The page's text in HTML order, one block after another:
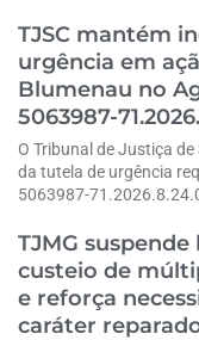
TJSC mantém
urgência em
Blumenau no
5063987-
O Tribunal de Justiça
da tutela de urgência
5063987-
TJMG
custeio de
e reforça
caráter